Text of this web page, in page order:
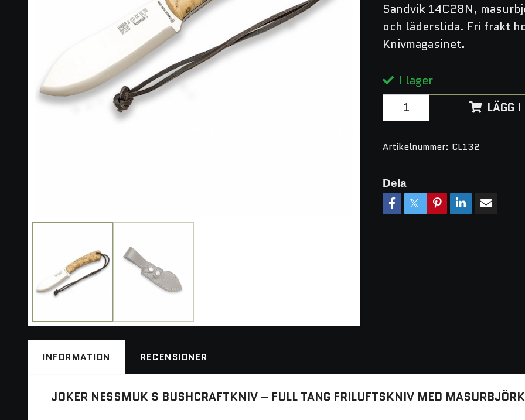
Sandvik 14C28N,
och läderslida. Fri frakt
Knivmagasinet.
I lager
LÄGG
Artikelnummer: CL132
Dela
INFORMATION RECENSIONER
JOKER NESSMUK S BUSHCRAFTKNIV – FULL TANG FRILUFTSKNIV MED